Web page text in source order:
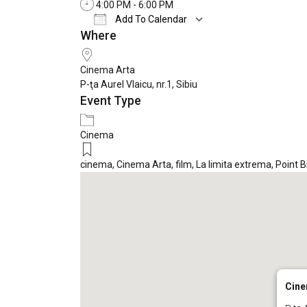
4:00 PM - 6:00 PM
Add To Calendar
Download ICS
Where
Cinema Arta
P-ţa Aurel Vlaicu, nr.1, Sibiu
Event Type
Cinema
cinema, Cinema Arta, film, La limita extrema, Point